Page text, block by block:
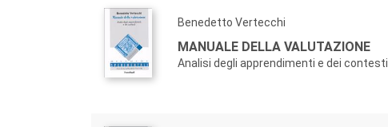
Benedetto Vertecchi
MANUALE DELLA VALUTAZIONE
Analisi degli apprendimenti e dei contesti